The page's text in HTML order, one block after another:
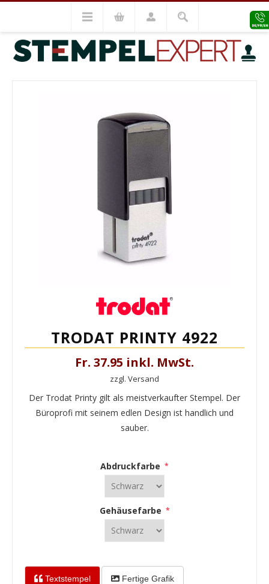
Trodat Stempel Trodat Printy Trodat Printy 4922
VORHERIGES MODELL NÄCHSTES MODELL
TRODAT PRINTY 4922
Fr. 37.95 inkl. MwSt.
zzgl. Versand
Der Trodat Printy gilt als meistverkaufter Stempel. Der
Büroprofi mit seinem edlen Design ist handlich und
sauber.
Abdruckfarbe *
Gehäusefarbe *
Textstempel Fertige Grafik